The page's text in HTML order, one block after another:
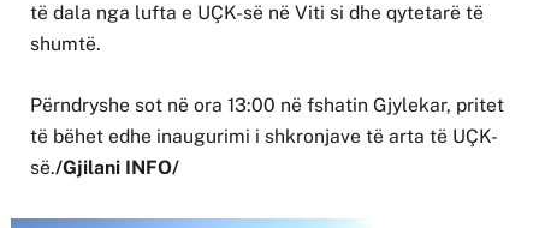
të dala nga lufta e UÇK-së në Viti si dhe qytetarë të
shumtë.
Përndryshe sot në ora 13:00 në fshatin Gjylekar, pritet
të bëhet edhe inaugurimi i shkronjave të arta të UÇK-
së./Gjilani INFO/